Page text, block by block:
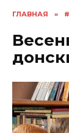
ГЛАВНАЯ »